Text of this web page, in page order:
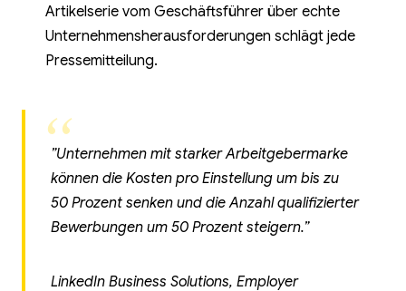
Artikelserie vom Geschäftsführer über echte
Unternehmensherausforderungen schlägt jede
Pressemitteilung.
”Unternehmen mit starker Arbeitgebermarke
können die Kosten pro Einstellung um bis zu
50 Prozent senken und die Anzahl qualifizierter
Bewerbungen um 50 Prozent steigern.”
LinkedIn Business Solutions, Employer